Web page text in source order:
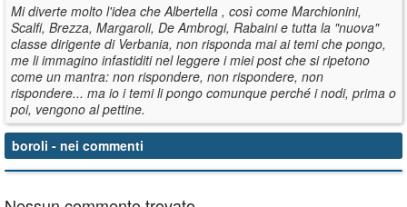
Mi diverte molto l'idea che Albertella , così come Marchionini,
Scalfi, Brezza, Margaroli, De Ambrogi, Rabaini e tutta la "nuova"
classe dirigente di Verbania, non risponda mai ai temi che pongo,
me li immagino infastiditi nel leggere i miei post che si ripetono
come un mantra: non rispondere, non rispondere, non
rispondere... ma io i temi li pongo comunque perché i nodi, prima o
poi, vengono al pettine.
boroli - nei commenti